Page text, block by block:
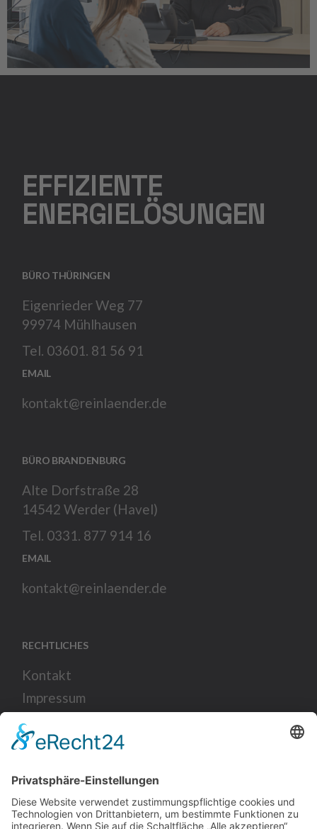
EFFIZIENTE
ENERGIELÖSUNGEN
BÜRO THÜRINGEN
Eigenrieder Weg 77
99974 Mühlhausen
Tel. 03601. 81 56 91
EMAIL
kontakt@reinlaender.de
BÜRO BRANDENBURG
Alte Dorfstraße 28
14542 Werder (Havel)
Tel. 0331. 877 914 16
EMAIL
kontakt@reinlaender.de
RECHTLICHES
Kontakt
Impressum
Datenschutz
SOCIAL